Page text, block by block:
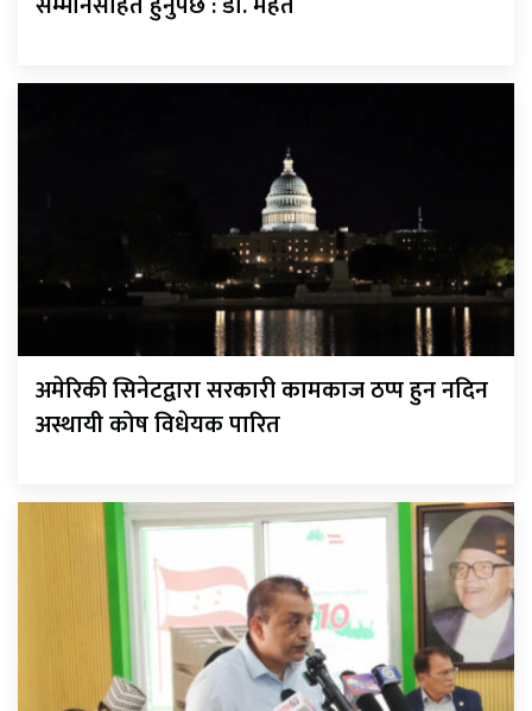
अमेरिकी सिनेटद्वारा सरकारी कामकाज ठप्प हुन नदिन
अस्थायी कोष विधेयक पारित